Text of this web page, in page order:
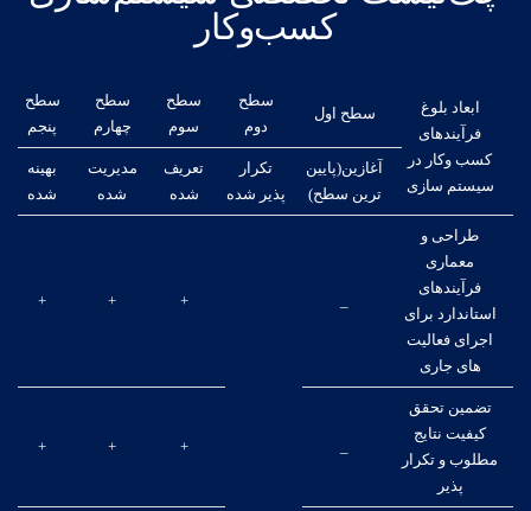
کسب‌وکار
ابعاد بلوغ
فرآیندهای
کسب وکار در
سیستم سازی
سطح اول
سطح
دوم
سطح
سوم
سطح
چهارم
سطح
پنجم
آغازین(پایین
ترین سطح)
تکرار
پذیر شده
تعریف
شده
مدیریت
شده
بهینه
شده
طراحی و
معماری
فرآیندهای
استاندارد برای
اجرای فعالیت
های جاری
+
+
+
تضمین تحقق
کیفیت نتایج
مطلوب و تکرار
پذیر
+
+
+